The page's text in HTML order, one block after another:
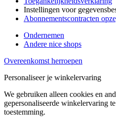
Instellingen voor
Abonnementscontracten
Ondernemen
Andere nice shops
Overeenkomst herroepen
Personaliseer je winkelervaring
We gebruiken alleen cookies en
gepersonaliseerde winkelervaring
toestemming.